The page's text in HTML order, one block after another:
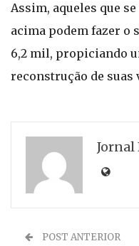
Assim, aqueles que
acima podem fazer o
6,2 mil, propiciando
reconstrução de suas
Jornal
POST ANTERIOR